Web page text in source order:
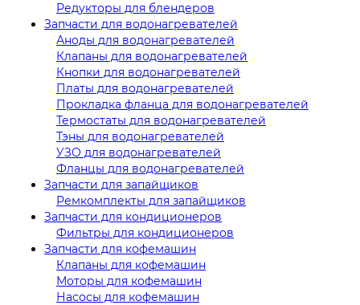
Редукторы для блендеров
Запчасти для водонагревателей
Аноды для водонагревателей
Клапаны для водонагревателей
Кнопки для водонагревателей
Платы для водонагревателей
Прокладка фланца для водонагревателей
Термостаты для водонагревателей
Тэны для водонагревателей
УЗО для водонагревателей
Фланцы для водонагревателей
Запчасти для запайщиков
Ремкомплекты для запайщиков
Запчасти для кондиционеров
Фильтры для кондиционеров
Запчасти для кофемашин
Клапаны для кофемашин
Моторы для кофемашин
Насосы для кофемашин